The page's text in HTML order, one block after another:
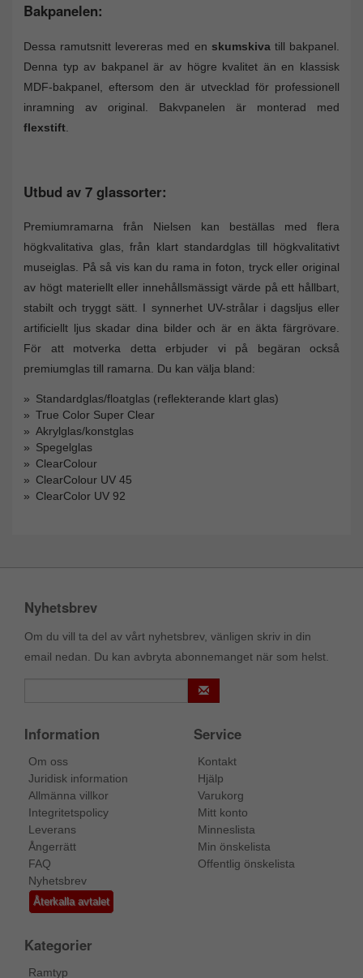
Bakpanelen:
Dessa ramutsnitt levereras med en skumskiva till bakpanel.
Denna typ av bakpanel är av högre kvalitet än en klassisk
MDF-bakpanel, eftersom den är utvecklad för professionell
inramning av original. Bakvpanelen är monterad med
flexstift
Utbud av 7 glassorter:
Premiumramarna från Nielsen kan beställas med flera
högkvalitativa glas, från klart standardglas till högkvalitativt
museiglas. På så vis kan du rama in foton, tryck eller original
av högt materiellt eller innehållsmässigt värde på ett hållbart,
stabilt och tryggt sätt. I synnerhet UV-strålar i dagsljus eller
artificiellt ljus skadar dina bilder och är en äkta färgrövare.
För att motverka detta erbjuder vi på begäran också
premiumglas till ramarna. Du kan välja bland:
Standardglas/floatglas (reflekterande klart glas)
True Color Super Clear
Akrylglas/konstglas
Spegelglas
ClearColour
ClearColour UV 45
ClearColor UV 92
Nyhetsbrev
Om du vill ta del av vårt nyhetsbrev, vänligen skriv in din
email nedan. Du kan avbryta abonnemanget när som helst.
Information
Om oss
Juridisk information
Allmänna villkor
Integritetspolicy
Leverans
Ångerrätt
FAQ
Nyhetsbrev
Återkalla avtalet
Service
Kontakt
Hjälp
Varukorg
Mitt konto
Minneslista
Min önskelista
Offentlig önskelista
Kategorier
Ramtyp